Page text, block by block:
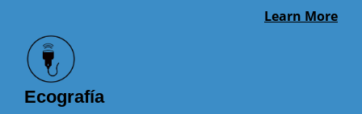
Learn More
Ecografía